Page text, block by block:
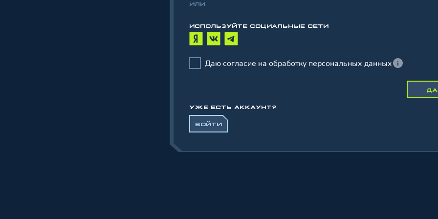
ИЛИ
ИСПОЛЬЗУЙТЕ СОЦИАЛЬНЫЕ СЕТИ
Даю согласие на обработку персональных данных
УЖЕ ЕСТЬ АККАУНТ?
ВОЙТИ